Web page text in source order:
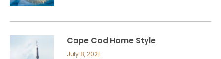
Cape Cod Home Style
July 8, 2021